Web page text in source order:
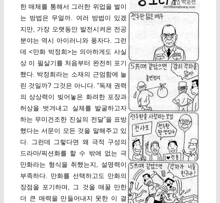
한 매체를 통해서 그러한 위업을 벌이
는 방법은 무얼까. 여러 방법이 있겠
지만, 가장 오랫동안 발전시켜온 전공
분야는 역시 아이러니와 풍자다. 그런
데 <만화 박정희>는 의아하게도 사실
상 이 필살기를 처음부터 완전히 포기
했다. 박정희라는 소재의 근엄함에 눌
린 것일까? 그것은 아니다. “독재 권력
의 상상력이 빚어놓은 화려한 포장과
허상을 벗겨내고 실체를 발굴하고자
하는 무미건조한 진실의 전달”을 표방
했다는 서문이 모든 것을 말해주고 있
다. 그런데 그렇다면 왜 극적 구성의
드라마/픽션화를 할 수 밖에 없는 극
만화라는 형식을 취했는지, 설명력이
부족하다. 만화를 선택하고도 만화의
장점을 포기하며, 그 것을 매꿀 만한
더 큰 매력을 만들어내지 못한 이 결